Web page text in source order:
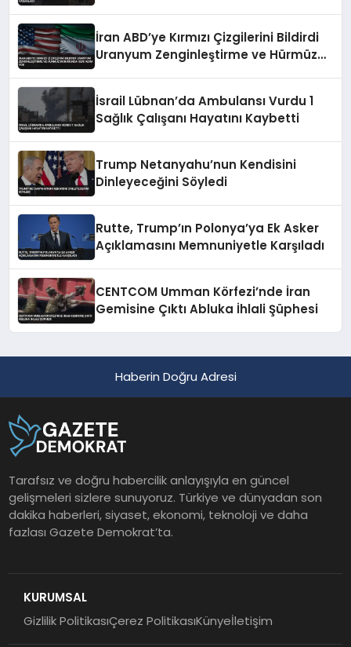
İran ABD’ye Kırmızı Çizgilerini Bildirdi
Uranyum Zenginleştirme ve Hürmüz
İsrail Lübnan’da Ambulansı Vurdu 1
Sağlık Çalışanı Hayatını Kaybetti
Trump Netanyahu’nun Kendisini
Dinleyeceğini Söyledi
Rutte, Trump’ın Polonya’ya Ek Asker
Açıklamasını Memnuniyetle Karşıladı
CENTCOM Umman Körfezi’nde İran
Gemisine Çıktı Abluka İhlali Şüphesi
Haberin Doğru Adresi
Tarafsız ve doğru habercilik anlayışıyla en güncel
gelişmeleri sizlere sunuyoruz. Türkiye ve dünyadan son
dakika haberleri, siyaset, ekonomi, teknoloji ve daha
fazlası Gazete Demokrat’ta.
KURUMSAL
Gizlilik PolitikasıÇerez PolitikasıKünyeİletişim